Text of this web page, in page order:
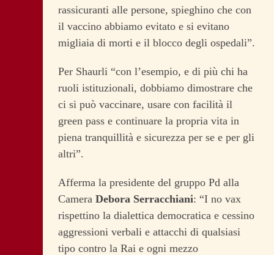
rassicuranti alle persone, spieghino che con
il vaccino abbiamo evitato e si evitano
migliaia di morti e il blocco degli ospedali”.
Per Shaurli “con l’esempio, e di più chi ha
ruoli istituzionali, dobbiamo dimostrare che
ci si può vaccinare, usare con facilità il
green pass e continuare la propria vita in
piena tranquillità e sicurezza per se e per gli
altri”.
Afferma la presidente del gruppo Pd alla
Camera Debora Serracchiani: “I no vax
rispettino la dialettica democratica e cessino
aggressioni verbali e attacchi di qualsiasi
tipo contro la Rai e ogni mezzo